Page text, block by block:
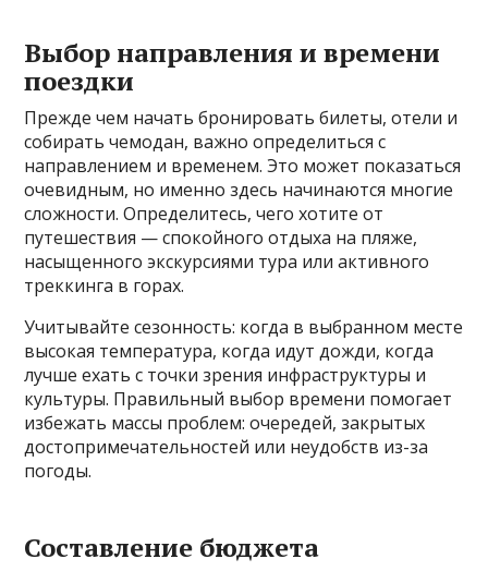
Выбор направления и времени
поездки
Прежде чем начать бронировать билеты, отели и
собирать чемодан, важно определиться с
направлением и временем. Это может показаться
очевидным, но именно здесь начинаются многие
сложности. Определитесь, чего хотите от
путешествия — спокойного отдыха на пляже,
насыщенного экскурсиями тура или активного
треккинга в горах.
Учитывайте сезонность: когда в выбранном месте
высокая температура, когда идут дожди, когда
лучше ехать с точки зрения инфраструктуры и
культуры. Правильный выбор времени помогает
избежать массы проблем: очередей, закрытых
достопримечательностей или неудобств из-за
погоды.
Составление бюджета